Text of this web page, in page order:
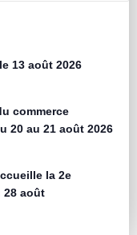
13 août 2026
commerce
20 au 21 août 2026
la 2e
28 août